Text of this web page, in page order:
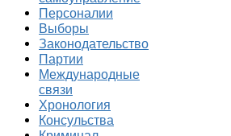
Персоналии
Выборы
Законодательство
Партии
Международные
связи
Хронология
Консульства